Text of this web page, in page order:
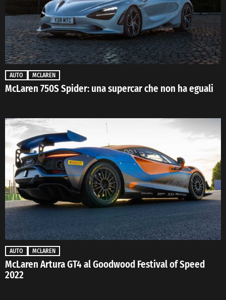
AUTO MCLAREN
McLaren 750S Spider: una supercar che non ha eguali
AUTO MCLAREN
McLaren Artura GT4 al Goodwood Festival of Speed
2022